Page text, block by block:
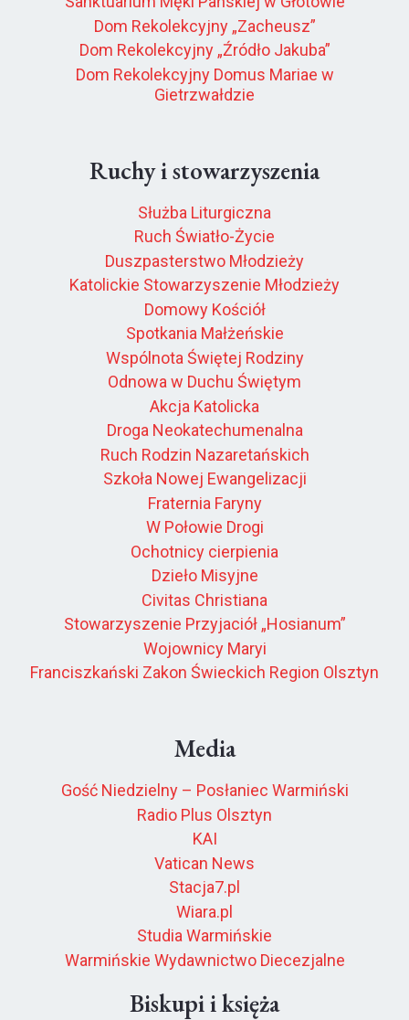
Dom Rekolekcyjny „Zacheusz”
Dom Rekolekcyjny „Źródło Jakuba”
Dom Rekolekcyjny Domus Mariae w
Gietrzwałdzie
Ruchy i stowarzyszenia
Służba Liturgiczna
Ruch Światło-Życie
Duszpasterstwo Młodzieży
Katolickie Stowarzyszenie Młodzieży
Domowy Kościół
Spotkania Małżeńskie
Wspólnota Świętej Rodziny
Odnowa w Duchu Świętym
Akcja Katolicka
Droga Neokatechumenalna
Ruch Rodzin Nazaretańskich
Szkoła Nowej Ewangelizacji
Fraternia Faryny
W Połowie Drogi
Ochotnicy cierpienia
Dzieło Misyjne
Civitas Christiana
Stowarzyszenie Przyjaciół „Hosianum”
Wojownicy Maryi
Franciszkański Zakon Świeckich Region Olsztyn
Media
Gość Niedzielny – Posłaniec Warmiński
Radio Plus Olsztyn
KAI
Vatican News
Stacja7.pl
Wiara.pl
Studia Warmińskie
Warmińskie Wydawnictwo Diecezjalne
Biskupi i księża